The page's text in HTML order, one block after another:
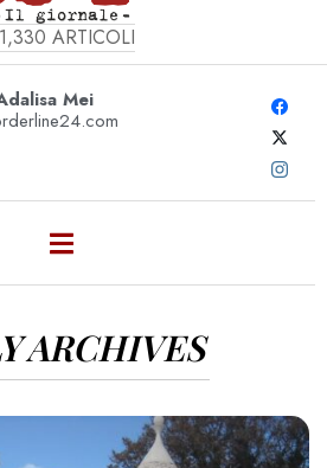
ARTICOLI
Mei
ARCHIVES